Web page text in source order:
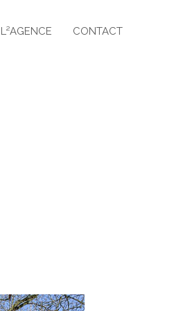
L²AGENCE CONTACT